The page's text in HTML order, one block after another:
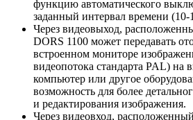
функцию автоматического
заданный интервал времени
Через видеовыход,
DORS 1100 может передавать
встроенном мониторе
видеопотока стандарта PAL) на
компьютер или другое
возможность для более
и редактирования изображения.
Через видеовход,